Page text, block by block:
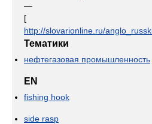
—
[
http://slovarionline.ru/
Тематики
нефтегазовая промышленность
EN
fishing hook
side rasp